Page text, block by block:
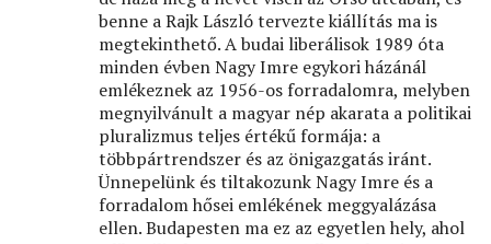
benne a Rajk László tervezte kiállítás ma is
megtekinthető. A budai liberálisok 1989 óta
minden évben Nagy Imre egykori házánál
emlékeznek az 1956-os forradalomra, melyben
megnyilvánult a magyar nép akarata a politikai
pluralizmus teljes értékű formája: a
többpártrendszer és az önigazgatás iránt.
Ünnepelünk és tiltakozunk Nagy Imre és a
forradalom hősei emlékének meggyalázása
ellen. Budapesten ma ez az egyetlen hely, ahol